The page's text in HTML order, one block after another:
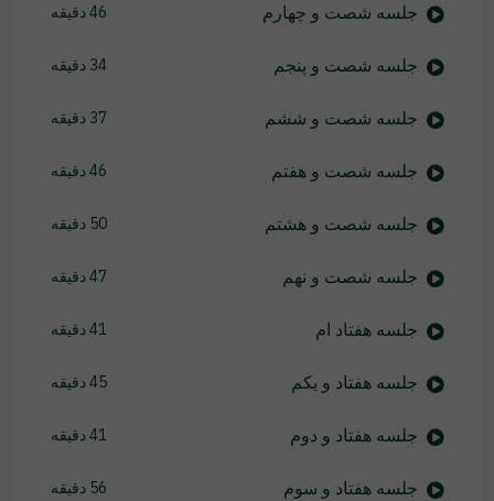
جلسه شصت و چهارم 46 دقیقه
جلسه شصت و پنجم 34 دقیقه
جلسه شصت و ششم 37 دقیقه
جلسه شصت و هفتم 46 دقیقه
جلسه شصت و هشتم 50 دقیقه
جلسه شصت و نهم 47 دقیقه
جلسه هفتاد ام 41 دقیقه
جلسه هفتاد و یکم 45 دقیقه
جلسه هفتاد و دوم 41 دقیقه
جلسه هفتاد و سوم 56 دقیقه